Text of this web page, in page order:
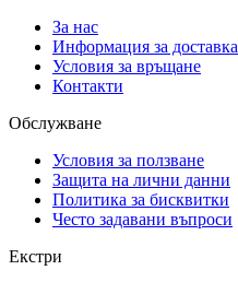
За нас
Информация за доставка
Условия за връщане
Контакти
Обслужване
Условия за ползване
Защита на лични данни
Политика за бисквитки
Често задавани въпроси
Екстри